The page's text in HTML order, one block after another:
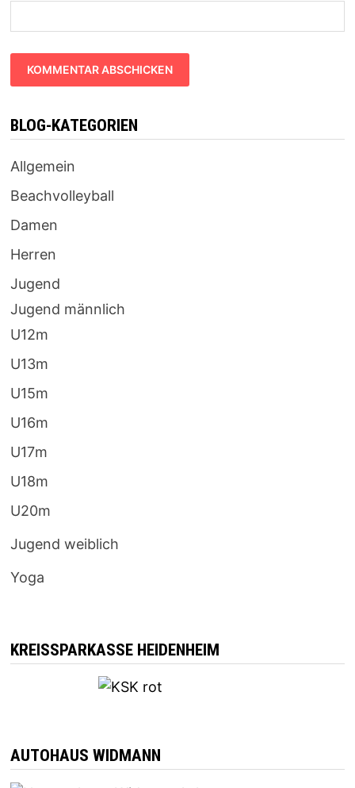
BLOG-KATEGORIEN
Allgemein
Beachvolleyball
Damen
Herren
Jugend
Jugend männlich
U12m
U13m
U15m
U16m
U17m
U18m
U20m
Jugend weiblich
Yoga
KREISSPARKASSE HEIDENHEIM
AUTOHAUS WIDMANN